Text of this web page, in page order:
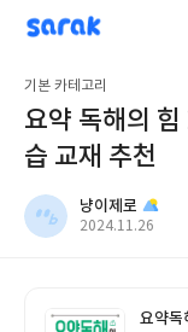
sarak
냥이제로
기본 카테고리
요약 독해의
습 교재 추천
냥이제로
작
2024.11.26
요약독